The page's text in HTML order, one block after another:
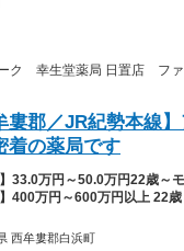
ク 幸生堂薬局 日置店 ファ
婁郡／JR紀勢本線
着の薬局です
】33.0万円～50.0万円22歳～
】400万円～600万円以上 22
西牟婁郡白浜町